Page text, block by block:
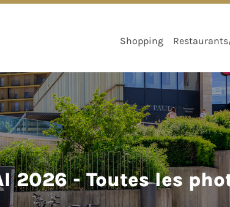
Shopping
2026 - Toutes les